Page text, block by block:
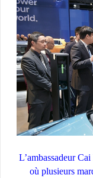
L’ambassadeur
où plusieurs